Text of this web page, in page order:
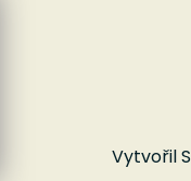
Vytvořil